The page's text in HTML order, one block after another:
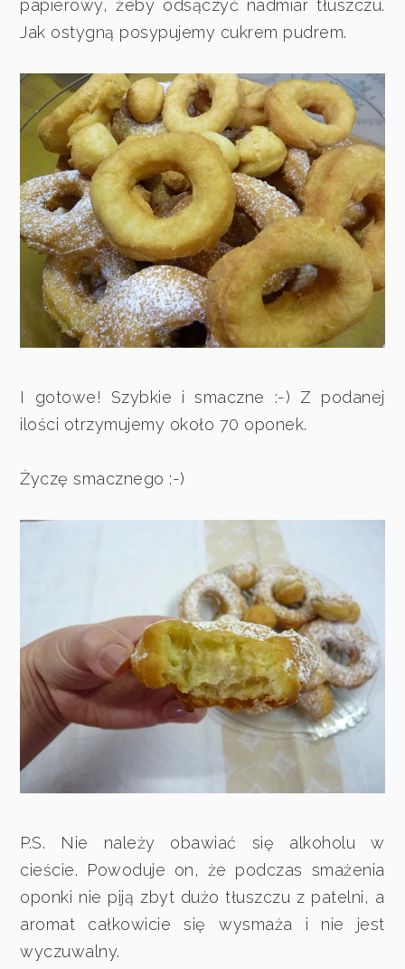
papierowy, żeby odsączyć nadmiar tłuszczu.
Jak ostygną posypujemy cukrem pudrem.
I gotowe! Szybkie i smaczne :-) Z podanej
ilości otrzymujemy około 70 oponek.
Życzę smacznego :-)
P.S. Nie należy obawiać się alkoholu w
cieście. Powoduje on, że podczas smażenia
oponki nie piją zbyt dużo tłuszczu z patelni, a
aromat całkowicie się wysmaża i nie jest
wyczuwalny.